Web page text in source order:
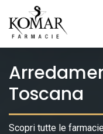
Toscana
Scopri tutte le